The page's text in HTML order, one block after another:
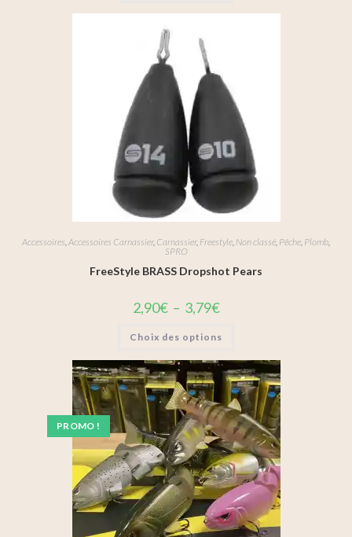
Accessoires Accessoires Carnassier, Carnassier, Freestyle Non classé Pêche Plomb
SPRO
FreeStyle BRASS Dropshot Pears
2,90€ – 3,79€
Choix des options
PROMO !